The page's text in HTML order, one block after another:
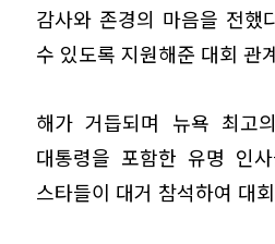
감사와 존경의 마음을 전했
수 있도록 지원해준 대회 관
해가 거듭되며 뉴욕 최고
대통령을 포함한 유명 인
스타들이 대거 참석하여 대